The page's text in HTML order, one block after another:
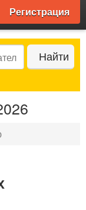
Регистрация
Найти